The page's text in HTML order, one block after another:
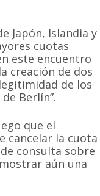
Japón, Islandia y
cuotas
este encuentro
creación de dos
de los
Berlín”.
que el
cancelar la cuota
consulta sobre
aún una